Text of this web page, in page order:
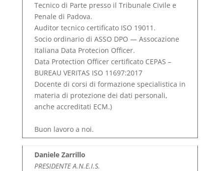
Tecnico di Parte presso il Tribunale Civile e
Penale di Padova.
Auditor tecnico certificato ISO 19011.
Socio ordinario di ASSO DPO — Assocazione
Italiana Data Protecion Officer.
Data Protection Officer certificato CEPAS –
BUREAU VERITAS ISO 11697:2017
Docente di corsi di formazione specialistica in
materia di protezione dei dati personali,
anche accreditati ECM.)
Buon lavoro a noi.
Daniele Zarrillo
PRESIDENTE A.N.E.I.S.